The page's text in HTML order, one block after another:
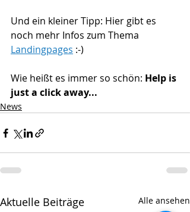
Und ein kleiner Tipp: Hier gibt es
noch mehr Infos zum Thema
Landingpages :-)
Wie heißt es immer so schön: Help is
just a click away...
News
Aktuelle Beiträge Alle ansehen